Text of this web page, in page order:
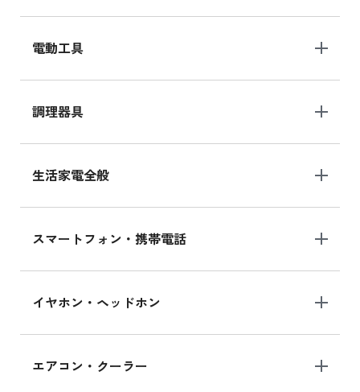
電動工具
調理器具
生活家電全般
スマートフォン・携帯電話
イヤホン・ヘッドホン
エアコン・クーラー